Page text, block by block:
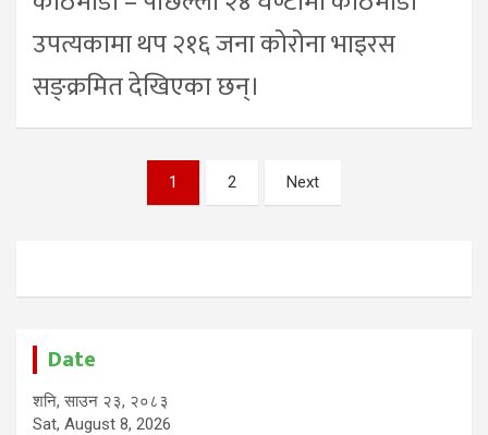
उपत्यकामा थप २१६ जना कोरोना भाइरस
सङ्क्रमित देखिएका छन्।
pagination
1 2 Next
Date
शनि, साउन २३, २०८३
Sat, August 8, 2026